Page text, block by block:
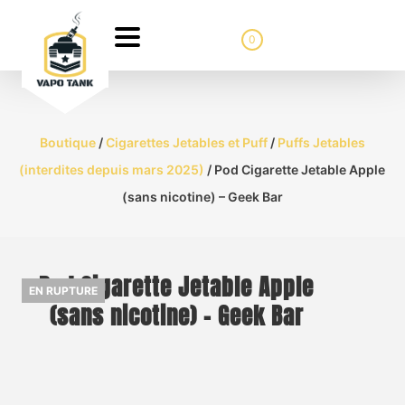
0
Boutique/Cigarettes Jetables et Puff/ Puffs Jetables
(interdites depuis mars 2025) / Pod Cigarette Jetable Apple
(sans nicotine) – Geek Bar
Pod Cigarette Jetable Apple
(sans nicotine) – Geek Bar
EN RUPTURE